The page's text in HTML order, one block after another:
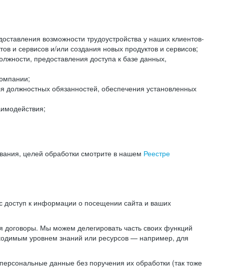
возможности трудоустройства у наших клиентов-
и сервисов и/или создания новых продуктов и сервисов;
предоставления доступа к базе данных,
обязанностей, обеспечения установленных
целей обработки смотрите в нашем Реестре
доступ к информации о посещении сайта и ваших
договоры. Мы можем делегировать часть своих функций
уровнем знаний или ресурсов — например, для
данные без поручения их обработки (так тоже